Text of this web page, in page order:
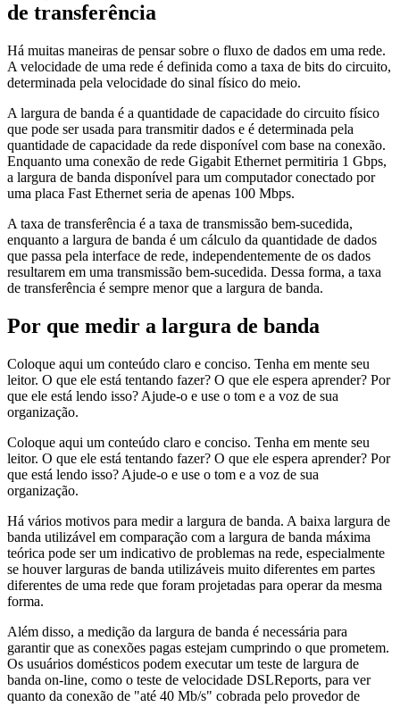
de transferência
Há muitas maneiras de pensar sobre o fluxo de dados em uma rede.
A velocidade de uma rede é definida como a taxa de bits do circuito,
determinada pela velocidade do sinal físico do meio.
A largura de banda é a quantidade de capacidade do circuito físico
que pode ser usada para transmitir dados e é determinada pela
quantidade de capacidade da rede disponível com base na conexão.
Enquanto uma conexão de rede Gigabit Ethernet permitiria 1 Gbps,
a largura de banda disponível para um computador conectado por
uma placa Fast Ethernet seria de apenas 100 Mbps.
A taxa de transferência é a taxa de transmissão bem-sucedida,
enquanto a largura de banda é um cálculo da quantidade de dados
que passa pela interface de rede, independentemente de os dados
resultarem em uma transmissão bem-sucedida. Dessa forma, a taxa
de transferência é sempre menor que a largura de banda.
Por que medir a largura de banda
Coloque aqui um conteúdo claro e conciso. Tenha em mente seu
leitor. O que ele está tentando fazer? O que ele espera aprender? Por
que ele está lendo isso? Ajude-o e use o tom e a voz de sua
organização.
Coloque aqui um conteúdo claro e conciso. Tenha em mente seu
leitor. O que ele está tentando fazer? O que ele espera aprender? Por
que está lendo isso? Ajude-o e use o tom e a voz de sua
organização.
Há vários motivos para medir a largura de banda. A baixa largura de
banda utilizável em comparação com a largura de banda máxima
teórica pode ser um indicativo de problemas na rede, especialmente
se houver larguras de banda utilizáveis muito diferentes em partes
diferentes de uma rede que foram projetadas para operar da mesma
forma.
Além disso, a medição da largura de banda é necessária para
garantir que as conexões pagas estejam cumprindo o que prometem.
Os usuários domésticos podem executar um teste de largura de
banda on-line, como o teste de velocidade DSLReports, para ver
quanto da conexão de "até 40 Mb/s" cobrada pelo provedor de